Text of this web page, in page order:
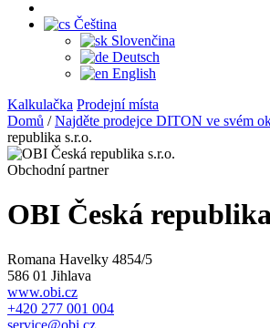
Čeština
Slovenčina
Deutsch
English
Kalkulačka Prodejní místa
Domů /Najděte prodejce DITON ve svém
republika s.r.o.
Obchodní partner
OBI Česká
Romana Havelky 4854/5
586 01 Jihlava
www.obi.cz
+420 277 001 004
service@obi.cz